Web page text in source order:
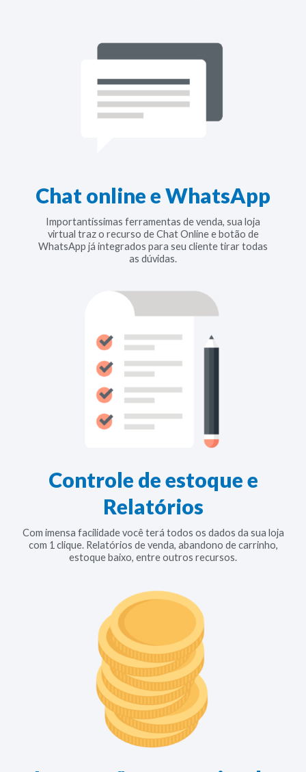
Chat online e WhatsApp
Importantíssimas ferramentas de venda, sua loja
virtual traz o recurso de Chat Online e botão de
WhatsApp já integrados para seu cliente tirar todas
as dúvidas.
Controle de estoque e
Relatórios
Com imensa facilidade você terá todos os dados da sua loja
com 1 clique. Relatórios de venda, abandono de carrinho,
estoque baixo, entre outros recursos.